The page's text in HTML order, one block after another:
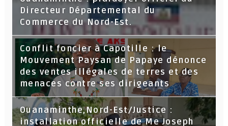
Directeur Départemental du
Commerce du Nord-Est.
Conflit foncier à Capotille : le
Mouvement Paysan de Papaye dénonce
des ventes illégales de terres et des
menaces contre ses dirigeants
Ouanaminthe,Nord-Est/Justice :
installation officielle de Me Joseph